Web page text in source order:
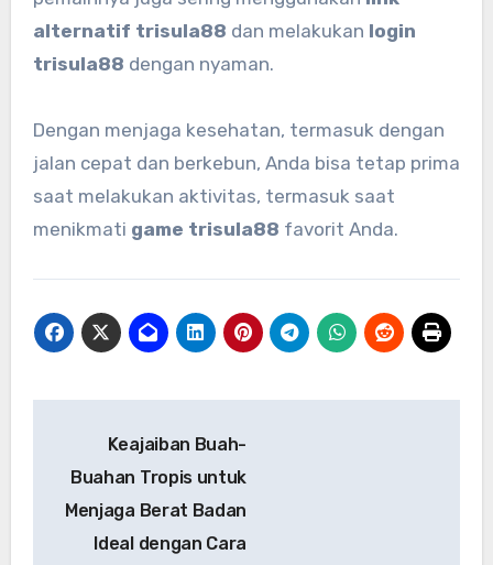
alternatif trisula88 dan melakukan login
trisula88 dengan nyaman.
Dengan menjaga kesehatan, termasuk dengan
jalan cepat dan berkebun, Anda bisa tetap prima
saat melakukan aktivitas, termasuk saat
menikmati game trisula88 favorit Anda.
pos
Keajaiban Buah-
Buahan Tropis untuk
Menjaga Berat Badan
Ideal dengan Cara